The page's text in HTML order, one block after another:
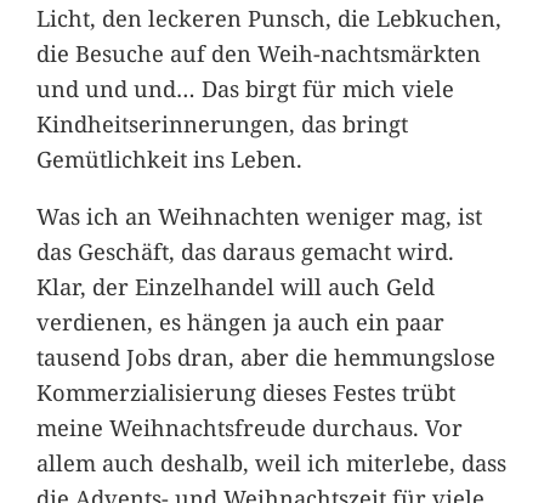
Licht, den leckeren Punsch, die Lebkuchen,
die Besuche auf den Weih-nachtsmärkten
und und und… Das birgt für mich viele
Kindheitserinnerungen, das bringt
Gemütlichkeit ins Leben.
Was ich an Weihnachten weniger mag, ist
das Geschäft, das daraus gemacht wird.
Klar, der Einzelhandel will auch Geld
verdienen, es hängen ja auch ein paar
tausend Jobs dran, aber die hemmungslose
Kommerzialisierung dieses Festes trübt
meine Weihnachtsfreude durchaus. Vor
allem auch deshalb, weil ich miterlebe, dass